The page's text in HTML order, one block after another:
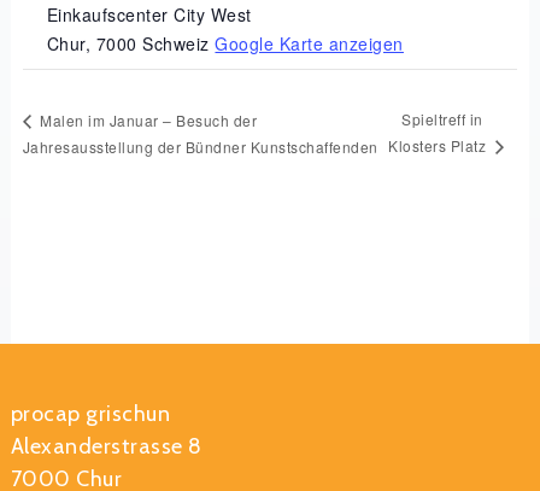
Einkaufscenter City West
Chur, 7000 Schweiz Google Karte anzeigen
Malen im Januar – Besuch der
Jahresausstellung der Bündner Kunstschaffenden
Spieltreff in
Klosters Platz
procap grischun
Alexanderstrasse 8
7000 Chur